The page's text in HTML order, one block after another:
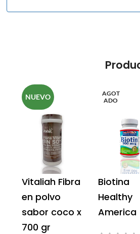
NUEVO
Vitaliah Fibra
en polvo
sabor coco x
700 gr
AGOT
ADO
Biotina
Healthy
America